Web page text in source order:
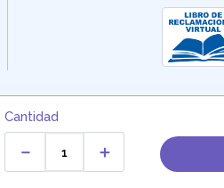
Cantidad
＋
－